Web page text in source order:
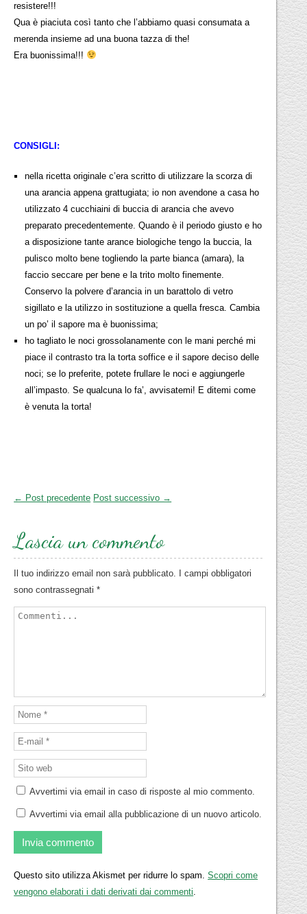
resistere!!!
Qua è piaciuta così tanto che l’abbiamo quasi consumata a
merenda insieme ad una buona tazza di the!
Era buonissima!!!
CONSIGLI:
nella ricetta originale c’era scritto di utilizzare la scorza di
una arancia appena grattugiata; io non avendone a casa ho
utilizzato 4 cucchiaini di buccia di arancia che avevo
preparato precedentemente. Quando è il periodo giusto e ho
a disposizione tante arance biologiche tengo la buccia, la
pulisco molto bene togliendo la parte bianca (amara), la
faccio seccare per bene e la trito molto finemente.
Conservo la polvere d’arancia in un barattolo di vetro
sigillato e la utilizzo in sostituzione a quella fresca. Cambia
un po’ il sapore ma è buonissima;
ho tagliato le noci grossolanamente con le mani perché mi
piace il contrasto tra la torta soffice e il sapore deciso delle
noci; se lo preferite, potete frullare le noci e aggiungerle
all’impasto. Se qualcuna lo fa’, avvisatemi! E ditemi come
è venuta la torta!
← Post precedente Post successivo →
Lascia un commento
Il tuo indirizzo email non sarà pubblicato.
I campi obbligatori
sono contrassegnati*
Avvertimi via email in caso di risposte al mio commento.
Avvertimi via email alla pubblicazione di un nuovo articolo.
Questo sito utilizza Akismet per ridurre lo spam.Scopri come
vengono elaborati i dati derivati dai commenti.